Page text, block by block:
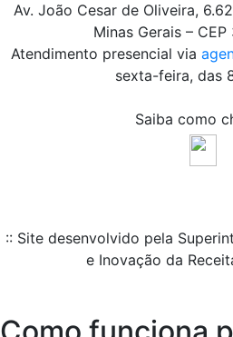
Av. João Cesar de Oliveira,
Minas Gerais –
Atendimento presencial via
sexta-feira, das
Saiba como
:: Site desenvolvido pela
e Inovação da